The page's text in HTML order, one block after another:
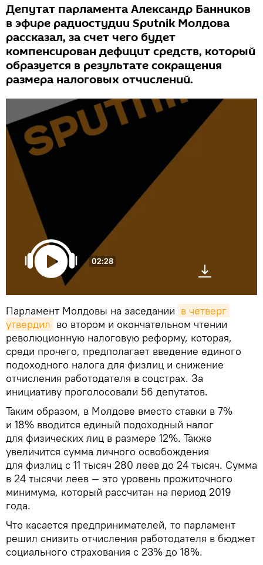
Депутат парламента Александр Банников
в эфире радиостудии Sputnik Молдова
рассказал, за счет чего будет
компенсирован дефицит средств, который
образуется в результате сокращения
размера налоговых отчислений.
02:28
Парламент Молдовы на заседании в четверг
утвердил во втором и окончательном чтении
революционную налоговую реформу, которая,
среди прочего, предполагает введение единого
подоходного налога для физлиц и снижение
отчисления работодателя в соцстрах. За
инициативу проголосовали 56 депутатов.
Таким образом, в Молдове вместо ставки в 7%
и 18% вводится единый подоходный налог
для физических лиц в размере 12%. Также
увеличится сумма личного освобождения
для физлиц с 11 тысяч 280 леев до 24 тысяч. Сумма
в 24 тысячи леев — это уровень прожиточного
минимума, который рассчитан на период 2019
года.
Что касается предпринимателей, то парламент
решил снизить отчисления работодателя в бюджет
социального страхования с 23% до 18%.